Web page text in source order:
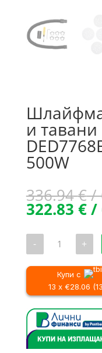
и тавани
500W
336.94€/
322.83 €/
- количество
за
стени
и
тавани
DED7768BM,
225
mm,
500W
+
Купи с
13 x €28.06